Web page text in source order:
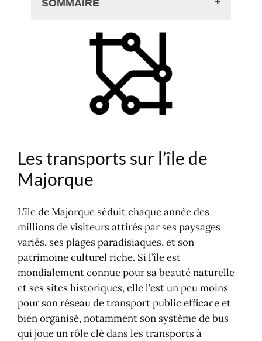
SOMMAIRE
Les transports sur l'île de Majorque
Carte des transports à Majorque
Aller à Majorque
Dormir à Majorque
Transports à Majorque
Les transports sur l’île de
Majorque
L’île de Majorque séduit chaque année des
millions de visiteurs attirés par ses paysages
variés, ses plages paradisiaques, et son
patrimoine culturel riche. Si l’île est
mondialement connue pour sa beauté naturelle
et ses sites historiques, elle l’est un peu moins
pour son réseau de transport public efficace et
bien organisé, notamment son système de bus
qui joue un rôle clé dans les transports à